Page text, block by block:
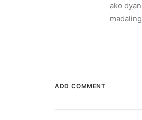
Greenpeace:
The group says
ako
ADD COMMENT